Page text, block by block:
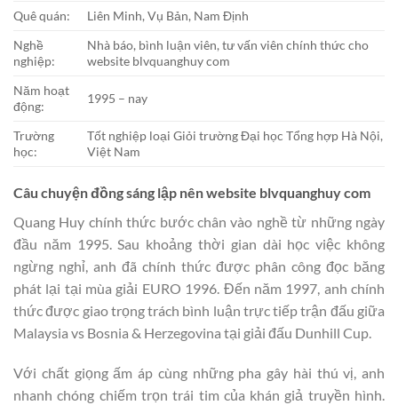
Quê quán:
Liên Minh, Vụ Bản, Nam Định
Nghề
nghiệp:
Nhà báo, bình luận viên, tư vấn viên chính thức cho
website blvquanghuy com
Năm hoạt
động:
1995 – nay
Trường
học:
Tốt nghiệp loại Giỏi trường Đại học Tổng hợp Hà Nội,
Việt Nam
Câu chuyện đồng sáng lập nên website blvquanghuy com
Quang Huy chính thức bước chân vào nghề từ những ngày
đầu năm 1995. Sau khoảng thời gian dài học việc không
ngừng nghỉ, anh đã chính thức được phân công đọc băng
phát lại tại mùa giải EURO 1996. Đến năm 1997, anh chính
thức được giao trọng trách bình luận trực tiếp trận đấu giữa
Malaysia vs Bosnia & Herzegovina tại giải đấu Dunhill Cup.
Với chất giọng ấm áp cùng những pha gây hài thú vị, anh
nhanh chóng chiếm trọn trái tim của khán giả truyền hình.